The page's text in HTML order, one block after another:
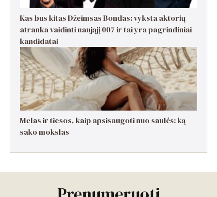
Kas bus kitas Džeimsas Bondas: vyksta aktorių
atranka vaidinti naująjį 007 ir tai yra pagrindiniai
kandidatai
Melas ir tiesos, kaip apsisaugoti nuo saulės: ką
sako mokslas